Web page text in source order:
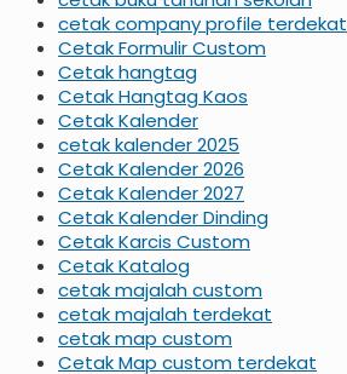
cetak company profile terdekat
Cetak Formulir Custom
Cetak hangtag
Cetak Hangtag Kaos
Cetak Kalender
cetak kalender 2025
Cetak Kalender 2026
Cetak Kalender 2027
Cetak Kalender Dinding
Cetak Karcis Custom
Cetak Katalog
cetak majalah custom
cetak majalah terdekat
cetak map custom
Cetak Map custom terdekat